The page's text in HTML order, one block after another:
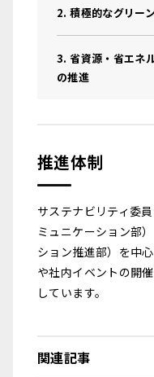
2. 積極的なグリー
3. 省資源・省エネ
の推進
推進体制
サステナビリティ委
ミュニケーション部
ション推進部）を中
や社内イベントの開
しています。
関連記事